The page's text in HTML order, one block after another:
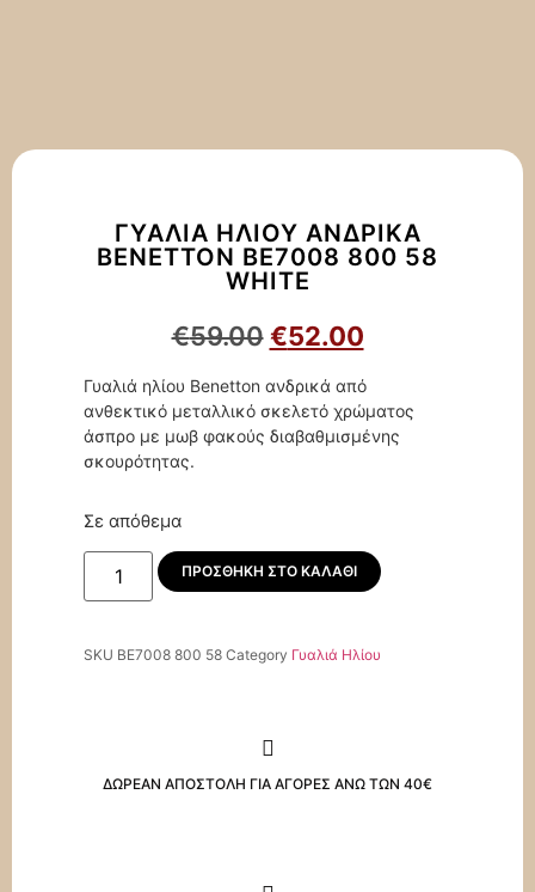
ΓΥΑΛΙΆ ΗΛΊΟΥ ΑΝΔΡΙΚΆ
BENETTON BE7008 800 58
WHITE
€59.00 €52.00
Γυαλιά ηλίου Benetton ανδρικά από
ανθεκτικό μεταλλικό σκελετό χρώματος
άσπρο με μωβ φακούς διαβαθμισμένης
σκουρότητας.
Σε απόθεμα
ΠΡΟΣΘΉΚΗ ΣΤΟ ΚΑΛΆΘΙ
SKU BE7008 800 58 Category Γυαλιά Ηλίου
ΔΩΡΕΑΝ ΑΠΟΣΤΟΛΗ ΓΙΑ ΑΓΟΡΕΣ ΑΝΩ ΤΩΝ 40€